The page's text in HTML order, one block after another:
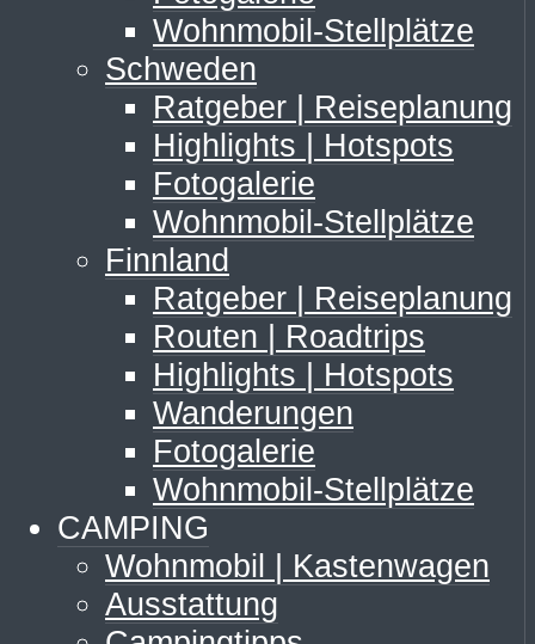
Wohnmobil-Stellplätze
Schweden
Ratgeber | Reiseplanung
Highlights | Hotspots
Fotogalerie
Wohnmobil-Stellplätze
Finnland
Ratgeber | Reiseplanung
Routen | Roadtrips
Highlights | Hotspots
Wanderungen
Fotogalerie
Wohnmobil-Stellplätze
CAMPING
Wohnmobil | Kastenwagen
Ausstattung